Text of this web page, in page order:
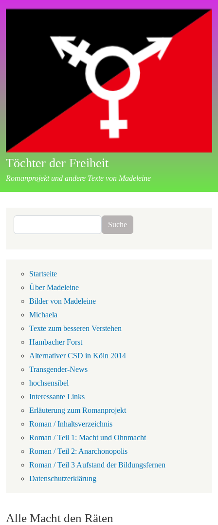
Töchter der Freiheit
Romanprojekt und andere Texte von Madeleine
Alle Macht den Räten
Suche
Suche
Navigation
Startseite
Über Madeleine
Bilder von Madeleine
Michaela
Texte zum besseren Verstehen
Hambacher Forst
Alternativer CSD in Köln 2014
Transgender-News
hochsensibel
Interessante Links
Erläuterung zum Romanprojekt
Roman / Inhaltsverzeichnis
Roman / Teil 1: Macht und Ohnmacht
Roman / Teil 2: Anarchonopolis
Roman / Teil 3 Aufstand der Bildungsfernen
Datenschutzerklärung